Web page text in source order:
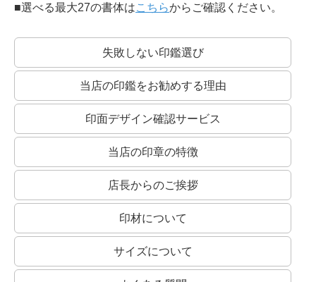
■選べる最大27の書体はこちらからご確認ください。
失敗しない印鑑選び
当店の印鑑をお勧めする理由
印面デザイン確認サービス
当店の印章の特徴
店長からのご挨拶
印材について
サイズについて